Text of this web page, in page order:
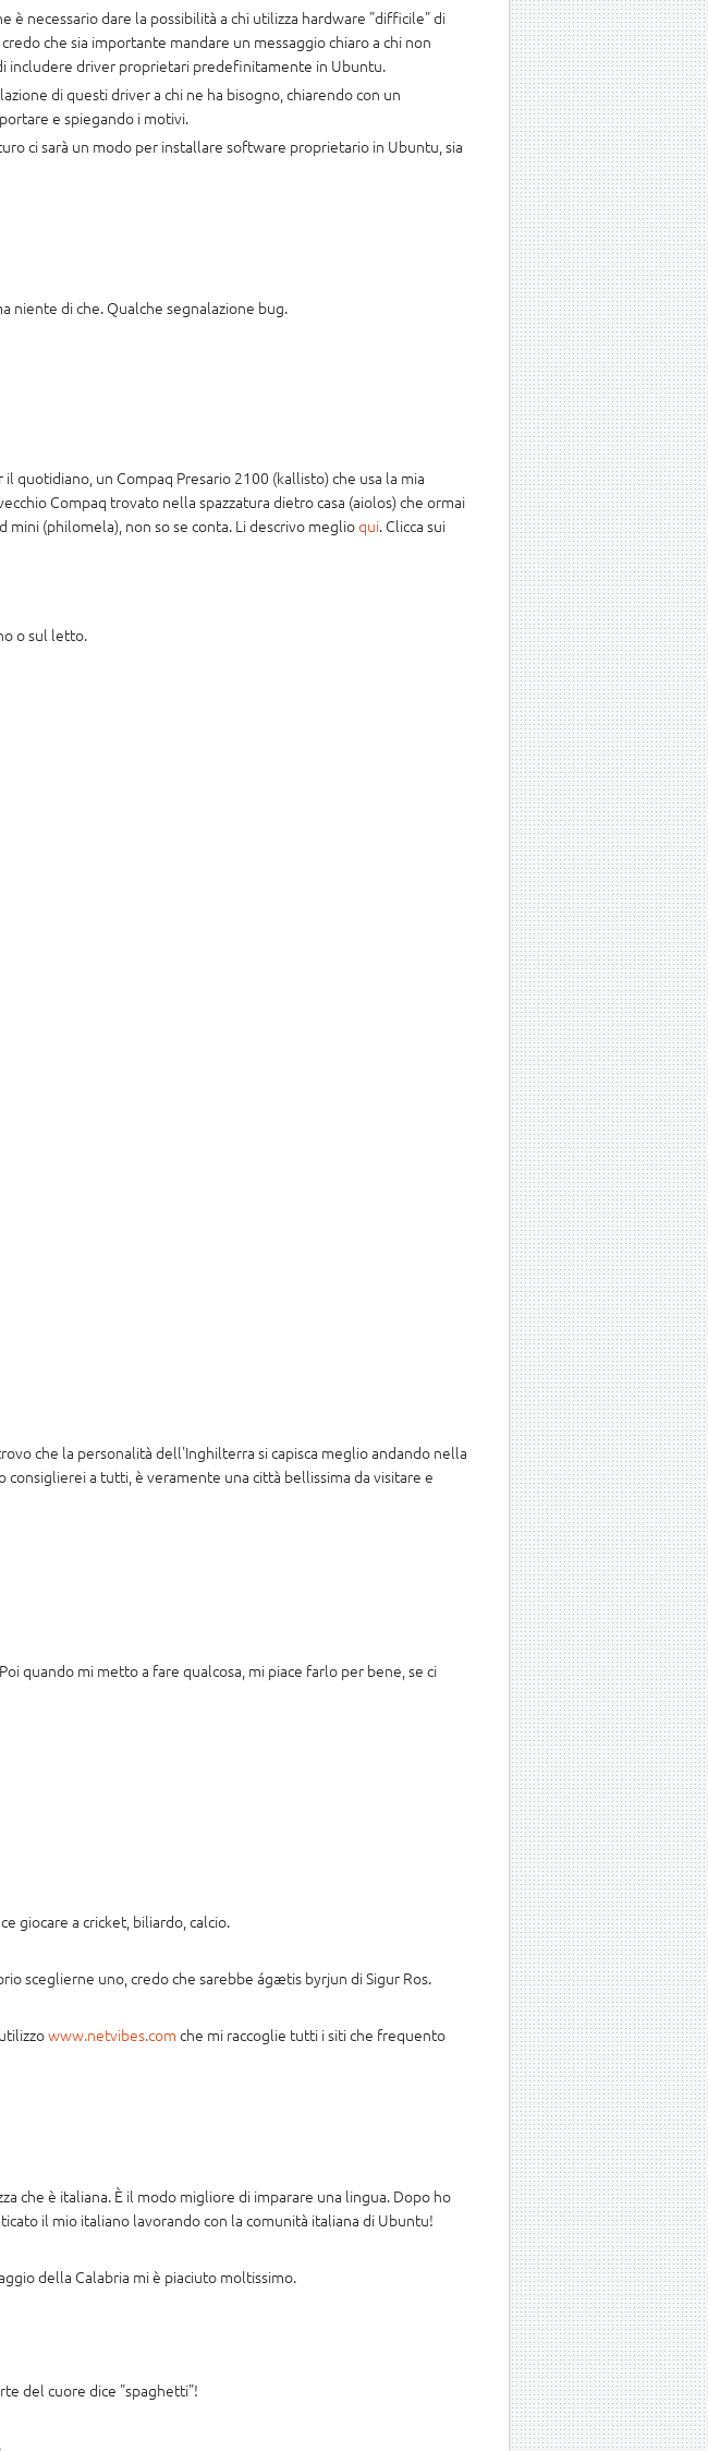
è necessario dare la possibilità a chi utilizza hardware "difficile" di
che sia importante mandare un messaggio chiaro a chi non
includere driver proprietari predefinitamente in Ubuntu.
di questi driver a chi ne ha bisogno, chiarendo con un
e spiegando i motivi.
ci sarà un modo per installare software proprietario in Ubuntu, sia
niente di che. Qualche segnalazione bug.
un Compaq Presario 2100 (kallisto) che usa la mia
Compaq trovato nella spazzatura dietro casa (aiolos) che ormai
mini (philomela), non so se conta. Li descrivo meglioqui. Clicca sui
o sul letto.
che la personalità dell'Inghilterra si capisca meglio andando nella
consiglierei a tutti, è veramente una città bellissima da visitare e
quando mi metto a fare qualcosa, mi piace farlo per bene, se ci
giocare a cricket, biliardo, calcio.
sceglierne uno, credo che sarebbe ágætis byrjun di Sigur Ros.
www.netvibes.com che mi raccoglie tutti i siti che frequento
che è italiana. È il modo migliore di imparare una lingua. Dopo ho
il mio italiano lavorando con la comunità italiana di Ubuntu!
della Calabria mi è piaciuto moltissimo.
del cuore dice "spaghetti"!